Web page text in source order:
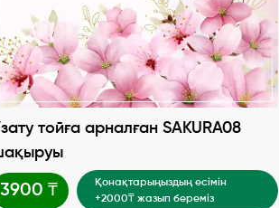
тойға арналған SAKURA08
3900 ₸
Қонақтарыңыздың есімін
+2000₸ жазып береміз